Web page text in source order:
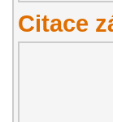
Citace